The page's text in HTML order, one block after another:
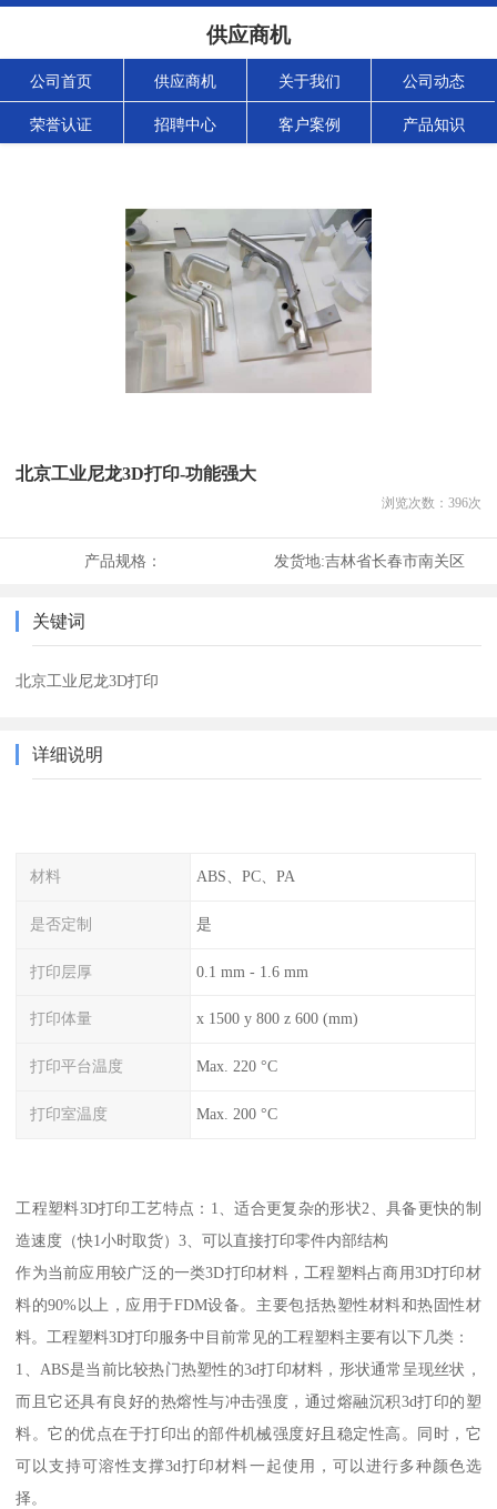
供应商机
公司首页 供应商机 关于我们 公司动态
荣誉认证 招聘中心 客户案例 产品知识
北京工业尼龙3D打印-功能强大
浏览次数： 396次
产品规格： 发货地:吉林省长春市南关区
关键词
北京工业尼龙3D打印
详细说明
材料 ABS、PC、PA
是否定制 是
打印层厚 0.1 mm - 1.6 mm
打印体量 x 1500 y 800 z 600 (mm)
打印平台温度 Max. 220 °C
打印室温度 Max. 200 °C
工程塑料3D打印工艺特点：1、适合更复杂的形状2、具备更快的制
造速度（快1小时取货）3、可以直接打印零件内部结构
作为当前应用较广泛的一类3D打印材料，工程塑料占商用3D打印材
料的90%以上，应用于FDM设备。主要包括热塑性材料和热固性材
料。工程塑料3D打印服务中目前常见的工程塑料主要有以下几类：
1、ABS是当前比较热门热塑性的3d打印材料，形状通常呈现丝状，
而且它还具有良好的热熔性与冲击强度，通过熔融沉积3d打印的塑
料。它的优点在于打印出的部件机械强度好且稳定性高。同时，它
可以支持可溶性支撑3d打印材料一起使用，可以进行多种颜色选
择。